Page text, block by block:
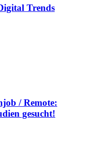
Trends
/ Remote:
gesucht!